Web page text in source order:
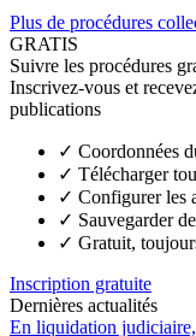
Plus de procédures
GRATIS
Suivre les procédures
Inscrivez-vous et
publications
✓ Coordonnées
✓ Télécharger
✓ Configurer les
✓ Sauvegarder
✓ Gratuit,
Inscription gratuite
Dernières actualités
En liquidation